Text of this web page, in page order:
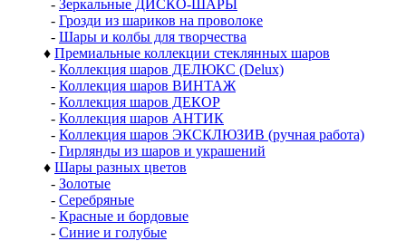
- Зеркальные ДИСКО-ШАРЫ
- Грозди из шариков на проволоке
- Шары и колбы для творчества
♦ Премиальные коллекции стеклянных шаров
- Коллекция шаров ДЕЛЮКС (Delux)
- Коллекция шаров ВИНТАЖ
- Коллекция шаров ДЕКОР
- Коллекция шаров АНТИК
- Коллекция шаров ЭКСКЛЮЗИВ (ручная работа)
- Гирлянды из шаров и украшений
♦ Шары разных цветов
- Золотые
- Серебряные
- Красные и бордовые
- Синие и голубые